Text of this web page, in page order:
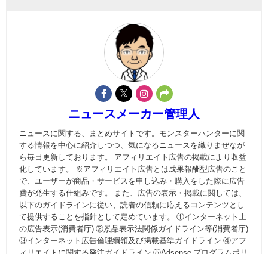
ニュースメーカー管理人
ニュースに関する、まとめサイトです。モンスターハンターに関
する情報を中心に紹介しつつ、気になるニュースを織りまぜなが
ら毎日更新しております。 アフィリエイト広告の掲載により収益
化しています。 ※アフィリエイト広告とは成果報酬型広告のこと
で、ユーザーが商品・サービスを申し込み・購入をした際に広告
費が発生する仕組みです。 また、広告の表示・掲載に関しては、
以下のガイドラインに従い、読者の信頼に応えるコンテンツとし
て提供することを指針として定めています。 ①インターネット上
の広告表示(消費者庁) ②景品表示法関係ガイドライン等(消費者庁)
③インターネット広告倫理綱領及び掲載基準ガイドライン ④アフ